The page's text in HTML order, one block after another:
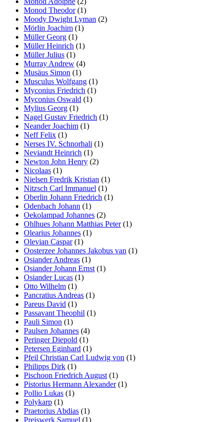
Monod Theodor(1)
Moody Dwight Lyman (2)
Mörlin Joachim (1)
Müller Georg (1)
Müller Heinrich (1)
Müller Julius (1)
Murray Andrew (4)
Musäus Simon (1)
Musculus Wolfgang (1)
Myconius Friedrich (1)
Myconius Oswald (1)
Mylius Georg (1)
Nagel Gustav Friedrich (1)
Neander Joachim (1)
Neff Felix (1)
Nerses IV. Schnorhali (1)
Neviandt Heinrich (1)
Newton John Henry (2)
Nicolaas (1)
Nielsen Fredrik Kristian (1)
Nitzsch Carl Immanuel (1)
Oberlin Johann Friedrich (1)
Odenbach Johann (1)
Oekolampad Johannes (2)
Ohlhues Johann Matthias Peter(1)
Olearius Johannes (1)
Olevian Caspar(1)
Oosterzee Johannes Jakobus van (1)
Osiander Andreas (1)
Osiander Johann Ernst (1)
Osiander Lucas (1)
Otto Wilhelm (1)
Pancratius Andreas (1)
Pareus David (1)
Passavant Theophil (1)
Pauli Simon (1)
Paulsen Johannes (4)
Peringer Diepold (1)
Petersen Eginhard (1)
Pfeil Christian Carl Ludwig von (1)
Philipps Dirk (1)
Pischoon Friedrich August (1)
Pistorius Hermann Alexander(1)
Pollio Lukas (1)
Polykarp (1)
Praetorius Abdias (1)
Preiswerk Samuel (1)